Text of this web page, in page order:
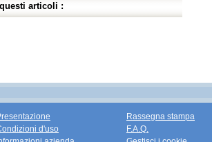
articoli :
d'uso
Rassegna stampa
F.A.Q.